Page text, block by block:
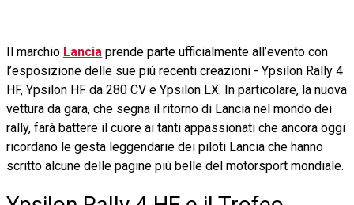
Il marchio Lancia prende parte ufficialmente all’evento con
l’esposizione delle sue più recenti creazioni - Ypsilon Rally 4
HF, Ypsilon HF da 280 CV e Ypsilon LX. In particolare, la nuova
vettura da gara, che segna il ritorno di Lancia nel mondo dei
rally, farà battere il cuore ai tanti appassionati che ancora oggi
ricordano le gesta leggendarie dei piloti Lancia che hanno
scritto alcune delle pagine più belle del motorsport mondiale.